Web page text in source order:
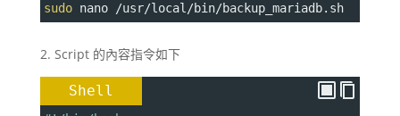
sudo nano /usr/local/bin/backup_mariadb.sh
2. Script 的內容指令如下
Shell